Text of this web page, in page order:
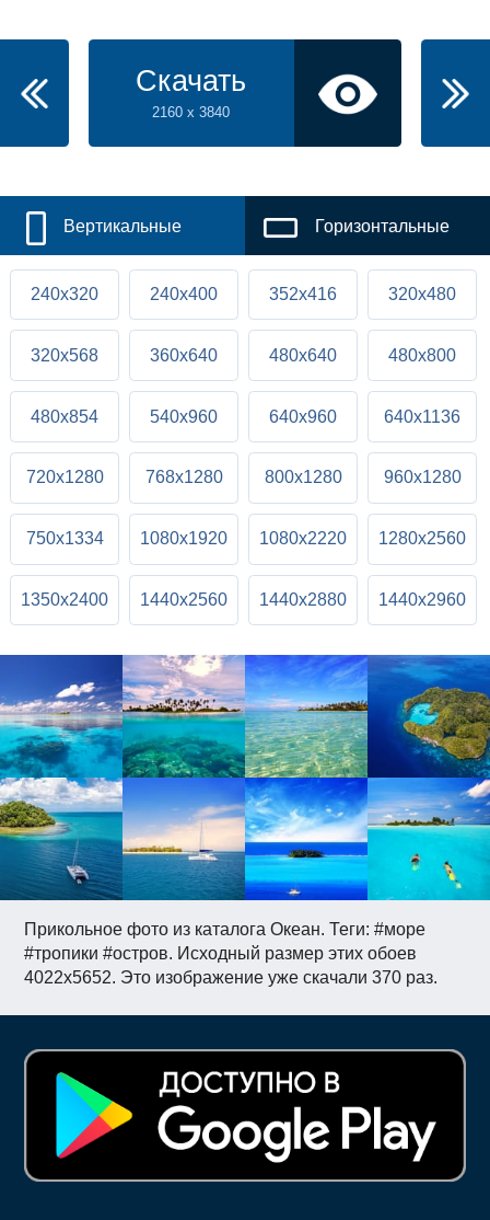
Прикольное фото из каталога Океан. Теги: #море
#тропики #остров. Исходный размер этих обоев
4022x5652. Это изображение уже скачали 370 раз.
Скачать
2160 x 3840
Вертикальные Горизонтальные
240x320 240x400 352x416 320x480
320x568 360x640 480x640 480x800
480x854 540x960 640x960 640x1136
720x1280 768x1280 800x1280 960x1280
750x1334 1080x1920 1080x2220 1280x2560
1350x2400 1440x2560 1440x2880 1440x2960